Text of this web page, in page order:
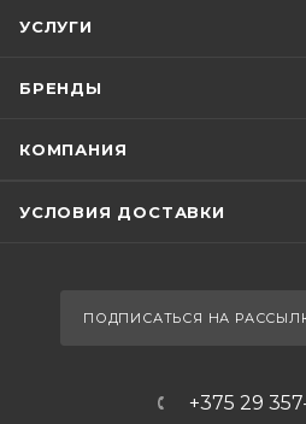
УСЛУГИ
БРЕНДЫ
КОМПАНИЯ
УСЛОВИЯ ДОСТАВКИ
ПОДПИСАТЬСЯ НА
+375 29